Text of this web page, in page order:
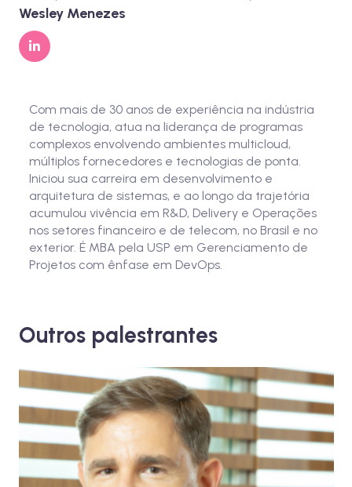
Wesley Menezes
Com mais de 30 anos de experiência na indústria
de tecnologia, atua na liderança de programas
complexos envolvendo ambientes multicloud,
múltiplos fornecedores e tecnologias de ponta.
Iniciou sua carreira em desenvolvimento e
arquitetura de sistemas, e ao longo da trajetória
acumulou vivência em R&D, Delivery e Operações
nos setores financeiro e de telecom, no Brasil e no
exterior. É MBA pela USP em Gerenciamento de
Projetos com ênfase em DevOps.
Outros palestrantes